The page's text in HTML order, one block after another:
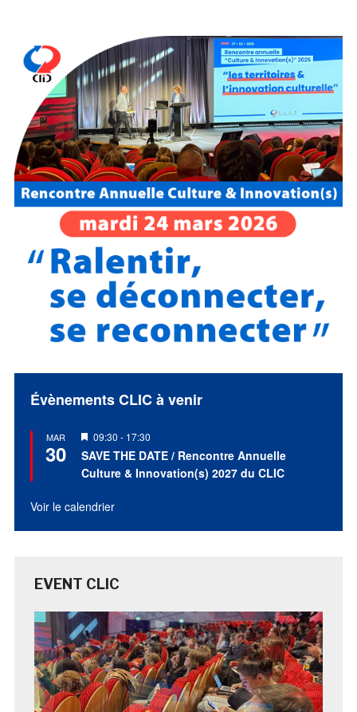
Évènements CLIC à venir
MAR
30
Mis
en
avant
09:30 - 17:30
SAVE THE DATE / Rencontre Annuelle
Culture & Innovation(s) 2027 du CLIC
Voir le calendrier
EVENT CLIC